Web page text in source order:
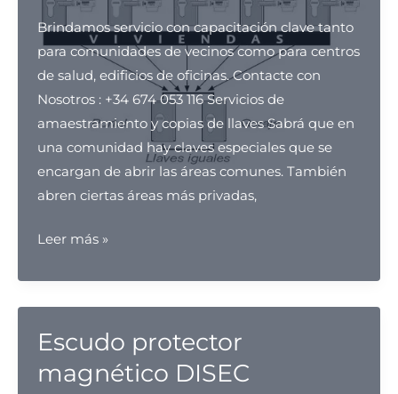
Brindamos servicio con capacitación clave tanto
para comunidades de vecinos como para centros
de salud, edificios de oficinas. Contacte con
Nosotros : +34 674 053 116 Servicios de
amaestramiento y copias de llaves Sabrá que en
una comunidad hay claves especiales que se
encargan de abrir las áreas comunes. También
abren ciertas áreas más privadas,
Amaestramiento
llaves
para
comunidades
Leer más »
Escudo protector
magnético DISEC